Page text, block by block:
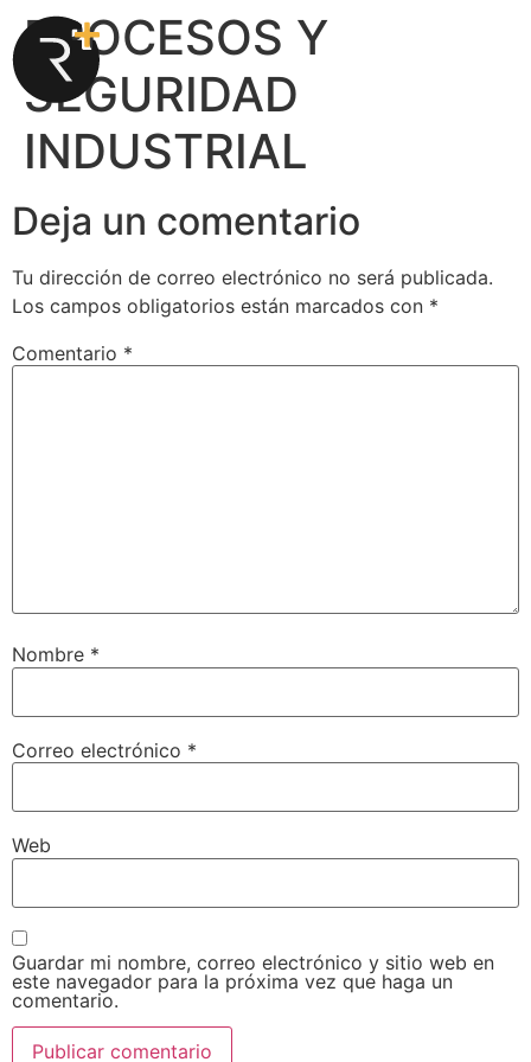
PROCESOS Y
SEGURIDAD
INDUSTRIAL
Deja un comentario
Tu dirección de correo electrónico no será publicada.
Los campos obligatorios están marcados con *
Comentario *
Nombre *
Correo electrónico *
Web
Guardar mi nombre, correo electrónico y sitio web en
este navegador para la próxima vez que haga un
comentario.